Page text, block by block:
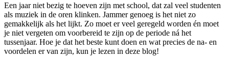
Een jaar niet bezig te hoeven zijn met school, dat zal veel studenten
als muziek in de oren klinken. Jammer genoeg is het niet zo
gemakkelijk als het lijkt. Zo moet er veel geregeld worden én moet
je niet vergeten om voorbereid te zijn op de periode ná het
tussenjaar. Hoe je dat het beste kunt doen en wat precies de na- en
voordelen er van zijn, kun je lezen in deze blog!